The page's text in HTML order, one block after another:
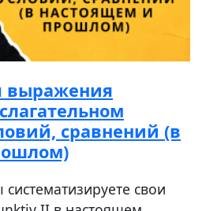
выражения
сравнений (в
свои